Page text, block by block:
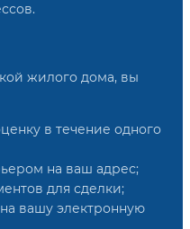
жилого дома, вы
в течение одного
на ваш адрес;
для сделки;
вашу электронную